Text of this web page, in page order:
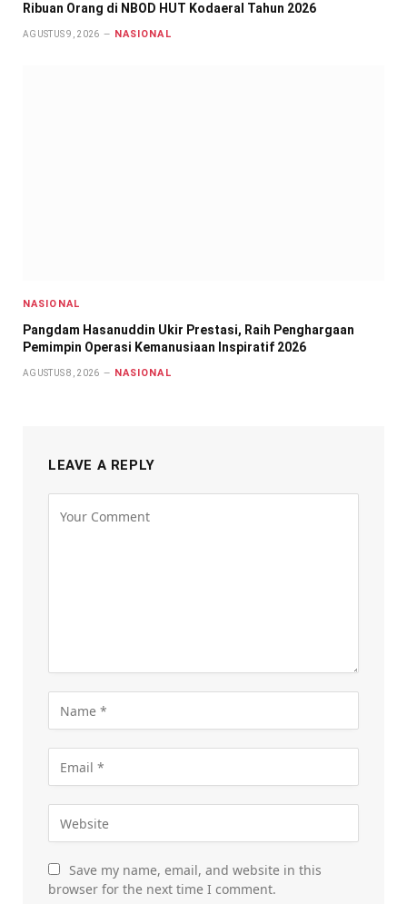
Ribuan Orang di NBOD HUT Kodaeral Tahun 2026
AGUSTUS 9, 2026 NASIONAL
NASIONAL
Pangdam Hasanuddin Ukir Prestasi, Raih Penghargaan
Pemimpin Operasi Kemanusiaan Inspiratif 2026
AGUSTUS 8, 2026 NASIONAL
LEAVE A REPLY
Save my name, email, and website in this
browser for the next time I comment.